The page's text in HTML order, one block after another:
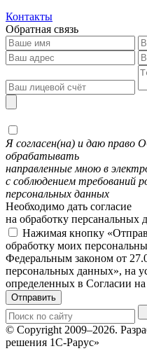
Контакты
Обратная связь
Я согласен(на) и даю
обрабатывать
направленные мною в
с соблюдением требований
персональных данных
Необходимо дать согласие
на обработку персанальных
Нажимая кнопку
обработку моих
Федеральным законом от
персональных данных», на
определенных в Согласии
Отправить
© Copyright 2009–2026.
решения 1С-Рарус»